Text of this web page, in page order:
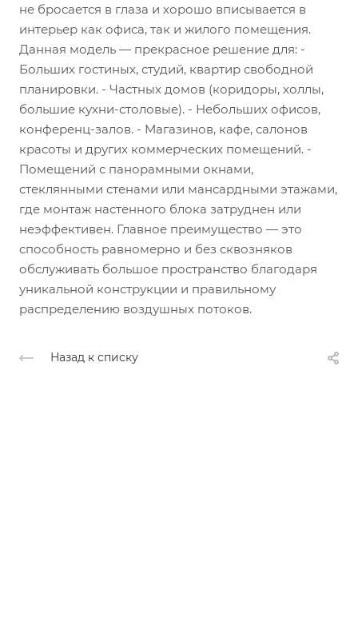
не бросается в глаза и хорошо вписывается в
интерьер как офиса, так и жилого помещения.
Данная модель — прекрасное решение для: -
Больших гостиных, студий, квартир свободной
планировки. - Частных домов (коридоры, холлы,
большие кухни-столовые). - Небольших офисов,
конференц-залов. - Магазинов, кафе, салонов
красоты и других коммерческих помещений. -
Помещений с панорамными окнами,
стеклянными стенами или мансардными этажами,
где монтаж настенного блока затруднен или
неэффективен. Главное преимущество — это
способность равномерно и без сквозняков
обслуживать большое пространство благодаря
уникальной конструкции и правильному
распределению воздушных потоков.
Назад к списку